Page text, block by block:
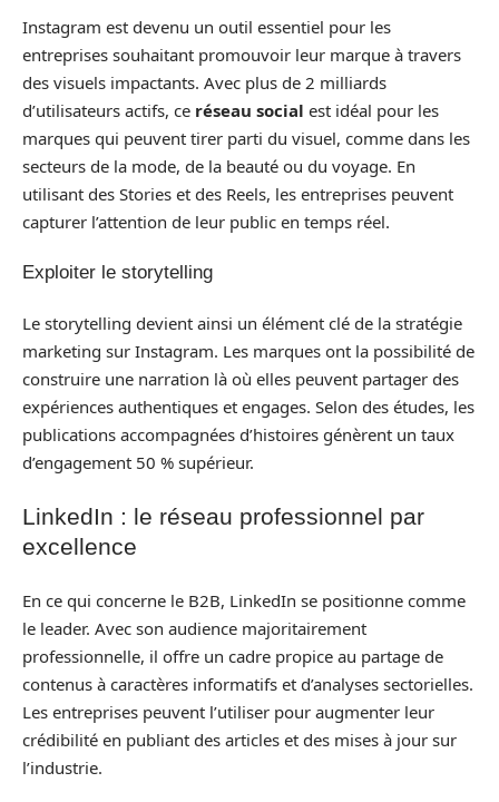
Instagram est devenu un outil essentiel pour les
entreprises souhaitant promouvoir leur marque à travers
des visuels impactants. Avec plus de 2 milliards
d’utilisateurs actifs, ce réseau social est idéal pour les
marques qui peuvent tirer parti du visuel, comme dans les
secteurs de la mode, de la beauté ou du voyage. En
utilisant des Stories et des Reels, les entreprises peuvent
capturer l’attention de leur public en temps réel.
Exploiter le storytelling
Le storytelling devient ainsi un élément clé de la stratégie
marketing sur Instagram. Les marques ont la possibilité de
construire une narration là où elles peuvent partager des
expériences authentiques et engages. Selon des études, les
publications accompagnées d’histoires génèrent un taux
d’engagement 50 % supérieur.
LinkedIn : le réseau professionnel par
excellence
En ce qui concerne le B2B, LinkedIn se positionne comme
le leader. Avec son audience majoritairement
professionnelle, il offre un cadre propice au partage de
contenus à caractères informatifs et d’analyses sectorielles.
Les entreprises peuvent l’utiliser pour augmenter leur
crédibilité en publiant des articles et des mises à jour sur
l’industrie.